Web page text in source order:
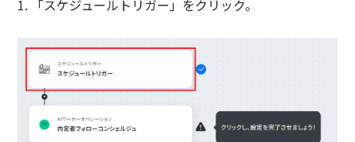
1. 「スケジュールトリガー」をクリック。